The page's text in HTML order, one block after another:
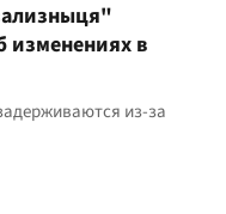
изменениях в
из-за